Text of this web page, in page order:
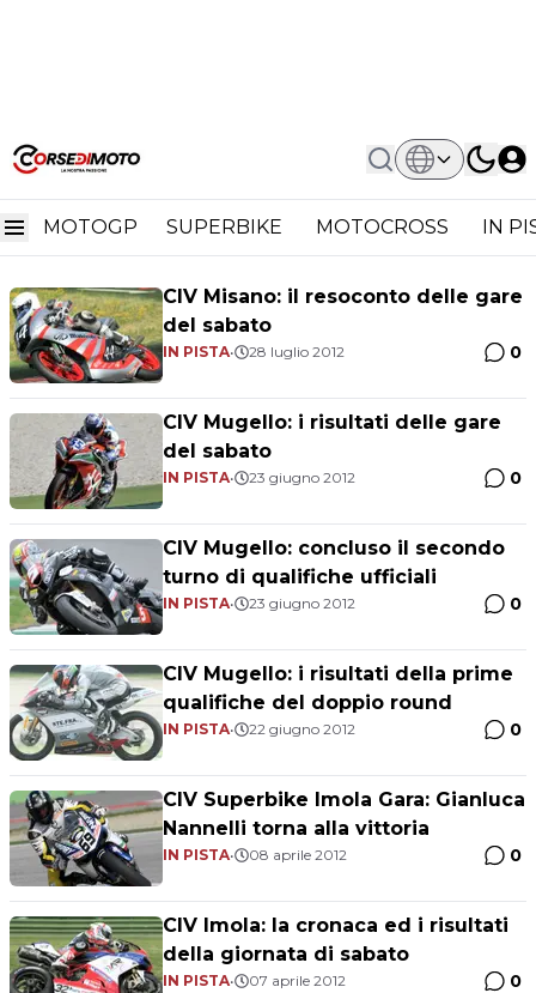
MOTOGP SUPERBIKE MOTOCROSS IN
Home Enrico Pasini
Enrico Pasini
CIV Misano: il resoconto delle gare
del sabato
IN PISTA• 28 luglio 2012 0
CIV Mugello: i risultati delle gare
del sabato
IN PISTA• 23 giugno 2012 0
CIV Mugello: concluso il secondo
turno di qualifiche ufficiali
IN PISTA• 23 giugno 2012 0
CIV Mugello: i risultati della prime
qualifiche del doppio round
IN PISTA• 22 giugno 2012 0
CIV Superbike Imola Gara: Gianluca
Nannelli torna alla vittoria
IN PISTA• 08 aprile 2012 0
CIV Imola: la cronaca ed i risultati
della giornata di sabato
IN PISTA• 07 aprile 2012 0